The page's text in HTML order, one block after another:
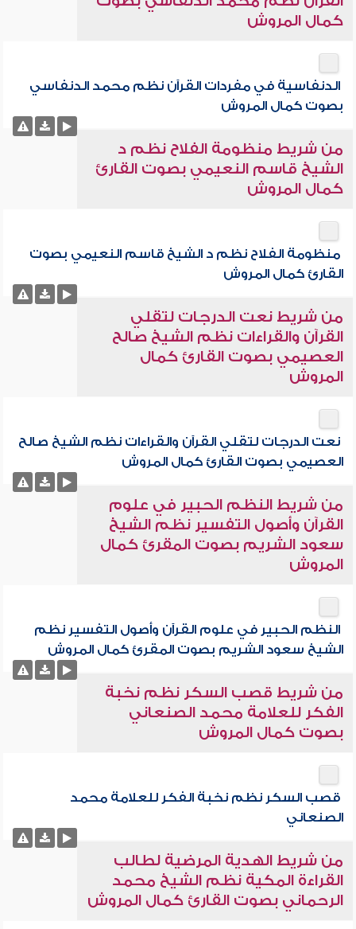
كمال المروش
الدنفاسية في مفردات القرآن نظم محمد الدنفاسي
بصوت كمال المروش
من شريط منظومة الفلاح نظم د
الشيخ قاسم النعيمي بصوت القارئ
كمال المروش
منظومة الفلاح نظم د الشيخ قاسم النعيمي بصوت
القارئ كمال المروش
من شريط نعت الدرجات لتقلي
القرآن والقراءات نظم الشيخ صالح
العصيمي بصوت القارئ كمال
المروش
نعت الدرجات لتقلي القرآن والقراءات نظم الشيخ صالح
العصيمي بصوت القارئ كمال المروش
من شريط النظم الحبير في علوم
القرآن وأصول التفسير نظم الشيخ
سعود الشريم بصوت المقرئ كمال
المروش
النظم الحبير في علوم القرآن وأصول التفسير نظم
الشيخ سعود الشريم بصوت المقرئ كمال المروش
من شريط قصب السكر نظم نخبة
الفكر للعلامة محمد الصنعاني
بصوت كمال المروش
قصب السكر نظم نخبة الفكر للعلامة محمد
الصنعاني
من شريط الهدية المرضية لطالب
القراءة المكية نظم الشيخ محمد
الرحماني بصوت القارئ كمال المروش